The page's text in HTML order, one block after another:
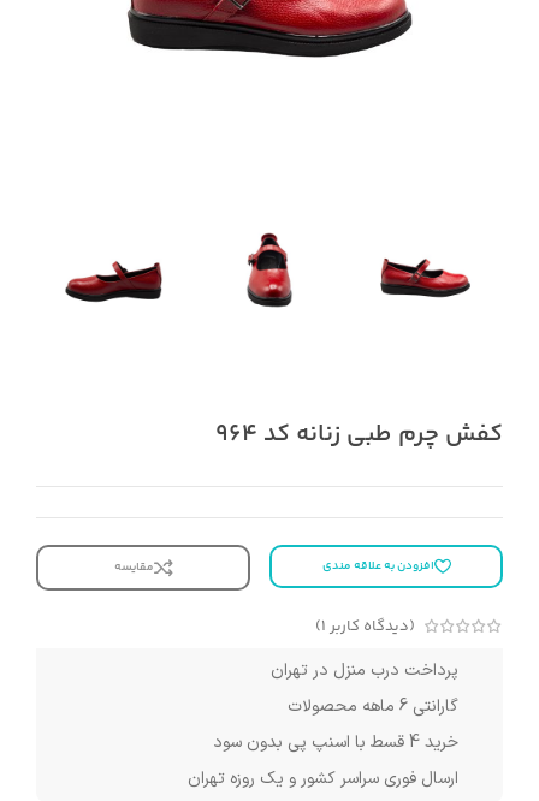
کفش چرم طبی زنانه کد 964
افزودن به علاقه مندی مقایسه
(دیدگاه کاربر 1
)
پرداخت درب منزل در تهران
گارانتی 6 ماهه محصولات
خرید 4 قسط با اسنپ پی بدون سود
ارسال فوری سراسر کشور و یک روزه تهران